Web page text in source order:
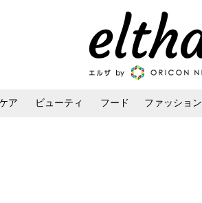
ア ビューティ フード ファッション